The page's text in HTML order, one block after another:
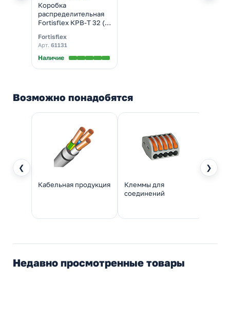
Коробка
распределительная
Fortisflex КРВ-Т 32 (1
металлорукава IP65
серая
Fortisflex
Арт. 61131
Наличие
Возможно понадобятся
❮ ❯
Кабельная продукция
Клеммы для
соединений
Недавно просмотренные товары